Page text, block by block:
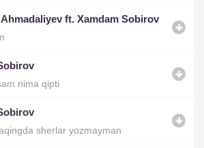
ft. Xamdam Sobirov
nima qipti
sherlar yozmayman